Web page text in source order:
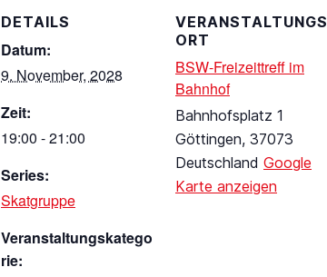
DETAILS
Datum:
9. November, 2028
Zeit:
19:00 - 21:00
Series:
Skatgruppe
Veranstaltungskatego
rie:
VERANSTALTUNGS
ORT
BSW-Freizeittreff im
Bahnhof
Bahnhofsplatz 1
Göttingen, 37073
Deutschland Google
Karte anzeigen